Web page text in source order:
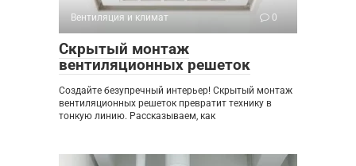
Вентиляция и климат 0
Скрытый монтаж
вентиляционных решеток
Создайте безупречный интерьер! Скрытый монтаж
вентиляционных решеток превратит технику в
тонкую линию. Рассказываем, как